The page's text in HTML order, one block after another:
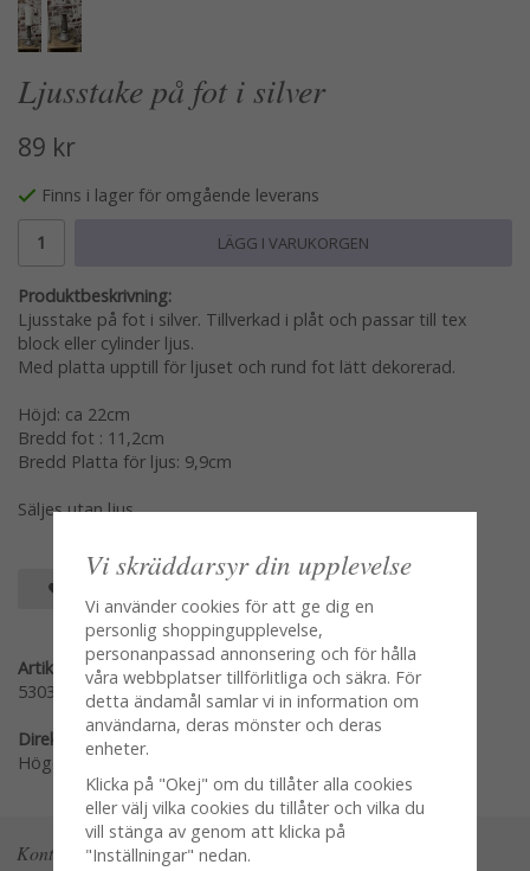
Ljusstake på fot i silver
89 kr
Finns i lager för omgående leverans
LÄGG I VARUKORGEN
Produktbeskrivning:
Ljusstake på fot i silver. Tillverkad i plåt och passar till tex
block eller cylinder ljus.
Med platta upptill för ljuset och rund fot lätt dekorerad.
Höjd: ca 22cm
Bredd fot : 11,2cm
Bredd Platta för ljus: 9,9cm
Säljes utan ljus
Artikelnummer:
5303-10
Direktlänk:
Högerklicka och kopiera adressen
Kontakta oss
Vi skräddarsyr din upplevelse
Vi använder cookies för att ge dig en
personlig shoppingupplevelse,
personanpassad annonsering och för hålla
våra webbplatser tillförlitliga och säkra. För
detta ändamål samlar vi in information om
användarna, deras mönster och deras
enheter.
Klicka på "Okej" om du tillåter alla cookies
eller välj vilka cookies du tillåter och vilka du
vill stänga av genom att klicka på
"Inställningar" nedan.